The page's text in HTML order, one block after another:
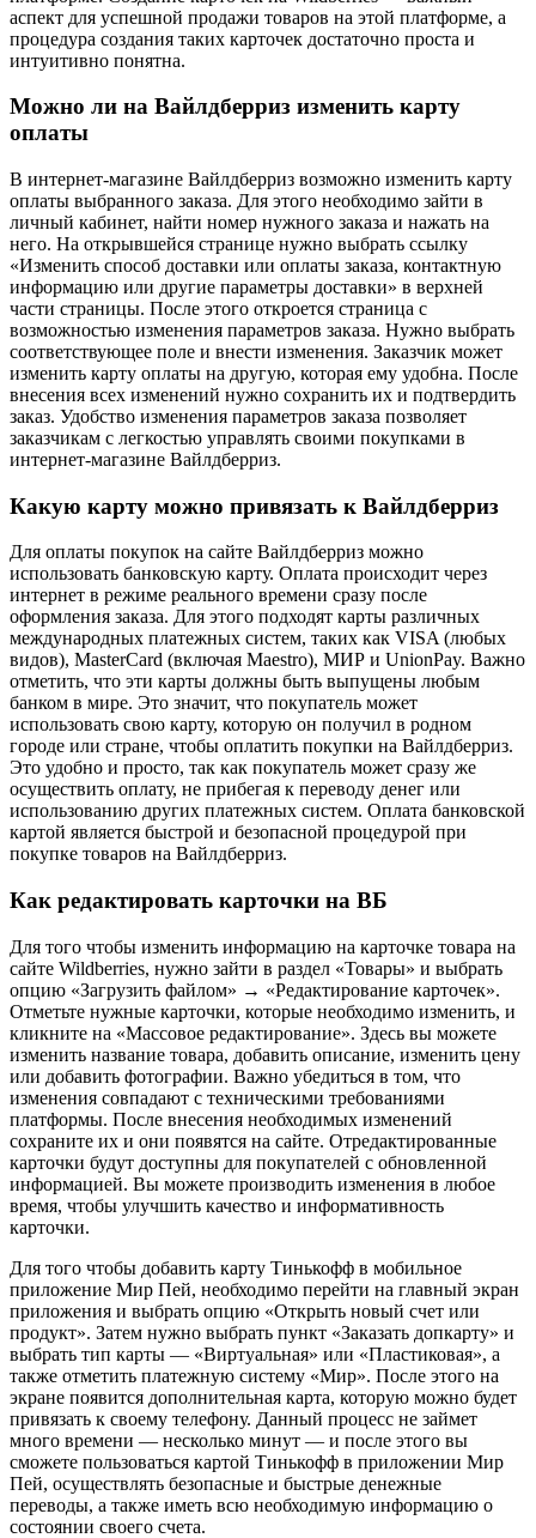
аспект для успешной продажи товаров на этой платформе, а
процедура создания таких карточек достаточно проста и
интуитивно понятна.
Можно ли на Вайлдберриз изменить карту
оплаты
В интернет-магазине Вайлдберриз возможно изменить карту
оплаты выбранного заказа. Для этого необходимо зайти в
личный кабинет, найти номер нужного заказа и нажать на
него. На открывшейся странице нужно выбрать ссылку
«Изменить способ доставки или оплаты заказа, контактную
информацию или другие параметры доставки» в верхней
части страницы. После этого откроется страница с
возможностью изменения параметров заказа. Нужно выбрать
соответствующее поле и внести изменения. Заказчик может
изменить карту оплаты на другую, которая ему удобна. После
внесения всех изменений нужно сохранить их и подтвердить
заказ. Удобство изменения параметров заказа позволяет
заказчикам с легкостью управлять своими покупками в
интернет-магазине Вайлдберриз.
Какую карту можно привязать к Вайлдберриз
Для оплаты покупок на сайте Вайлдберриз можно
использовать банковскую карту. Оплата происходит через
интернет в режиме реального времени сразу после
оформления заказа. Для этого подходят карты различных
международных платежных систем, таких как VISA (любых
видов), MasterCard (включая Maestro), МИР и UnionPay. Важно
отметить, что эти карты должны быть выпущены любым
банком в мире. Это значит, что покупатель может
использовать свою карту, которую он получил в родном
городе или стране, чтобы оплатить покупки на Вайлдберриз.
Это удобно и просто, так как покупатель может сразу же
осуществить оплату, не прибегая к переводу денег или
использованию других платежных систем. Оплата банковской
картой является быстрой и безопасной процедурой при
покупке товаров на Вайлдберриз.
Как редактировать карточки на ВБ
Для того чтобы изменить информацию на карточке товара на
сайте Wildberries, нужно зайти в раздел «Товары» и выбрать
опцию «Загрузить файлом» → «Редактирование карточек».
Отметьте нужные карточки, которые необходимо изменить, и
кликните на «Массовое редактирование». Здесь вы можете
изменить название товара, добавить описание, изменить цену
или добавить фотографии. Важно убедиться в том, что
изменения совпадают с техническими требованиями
платформы. После внесения необходимых изменений
сохраните их и они появятся на сайте. Отредактированные
карточки будут доступны для покупателей с обновленной
информацией. Вы можете производить изменения в любое
время, чтобы улучшить качество и информативность
карточки.
Для того чтобы добавить карту Тинькофф в мобильное
приложение Мир Пей, необходимо перейти на главный экран
приложения и выбрать опцию «Открыть новый счет или
продукт». Затем нужно выбрать пункт «Заказать допкарту» и
выбрать тип карты — «Виртуальная» или «Пластиковая», а
также отметить платежную систему «Мир». После этого на
экране появится дополнительная карта, которую можно будет
привязать к своему телефону. Данный процесс не займет
много времени — несколько минут — и после этого вы
сможете пользоваться картой Тинькофф в приложении Мир
Пей, осуществлять безопасные и быстрые денежные
переводы, а также иметь всю необходимую информацию о
состоянии своего счета.